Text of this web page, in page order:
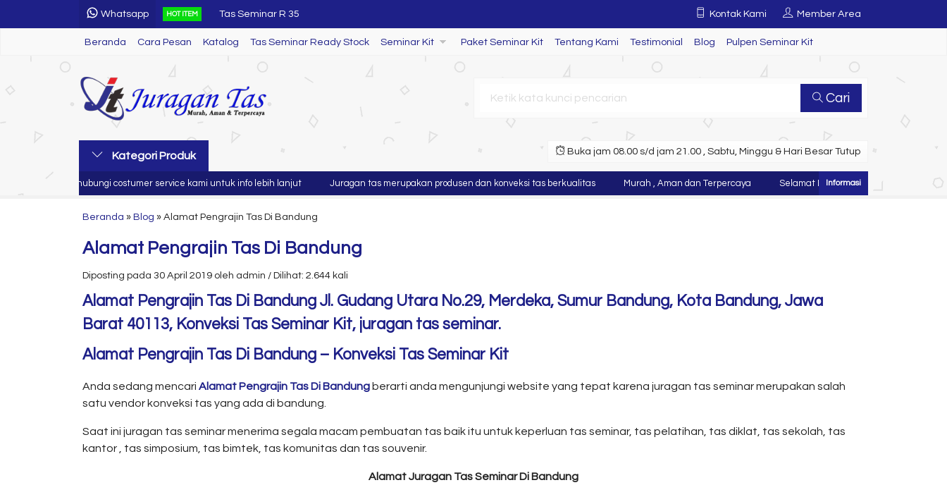
Whatsapp HOT ITEM Tas Seminar R 35
Tas Seminar
Tas Seminar Ransel R 72
Tas Seminar SL 60
Flashdisk Kartu Seminar Kit
Name Tag Seminar Kit
Tas Seminar R 44
Kontak Kami Member Area
Beranda Cara Pesan Katalog Tas Seminar Ready Stock Seminar Kit Paket Seminar Kit Tentang Kami Testimonial Blog Pulpen Seminar Kit
Cari
Kategori Produk Buka jam 08.00 s/d jam 21.00 , Sabtu, Minggu & Hari Besar Tutup
Silahkan hubungi costumer service kami untuk info lebih lanjut Juragan tas merupakan produsen dan konveksi tas berkualitas Murah , Aman dan Terpercaya Selamat Datang di Website Juragan Tas ~
Beranda » Blog » Alamat Pengrajin Tas Di Bandung
Alamat Pengrajin Tas Di Bandung
Diposting pada 30 April 2019 oleh admin / Dilihat: 2.644 kali
Alamat Pengrajin Tas Di Bandung Jl. Gudang Utara No.29, Merdeka, Sumur Bandung, Kota Bandung, Jawa
Barat 40113, Konveksi Tas Seminar Kit, juragan tas seminar.
Alamat Pengrajin Tas Di Bandung – Konveksi Tas Seminar Kit
Anda sedang mencari Alamat Pengrajin Tas Di Bandung berarti anda mengunjungi website yang tepat karena juragan tas seminar merupakan salah
satu vendor konveksi tas yang ada di bandung.
Saat ini juragan tas seminar menerima segala macam pembuatan tas baik itu untuk keperluan tas seminar, tas pelatihan, tas diklat, tas sekolah, tas
kantor , tas simposium, tas bimtek, tas komunitas dan tas souvenir.
Alamat Juragan Tas Seminar Di Bandung